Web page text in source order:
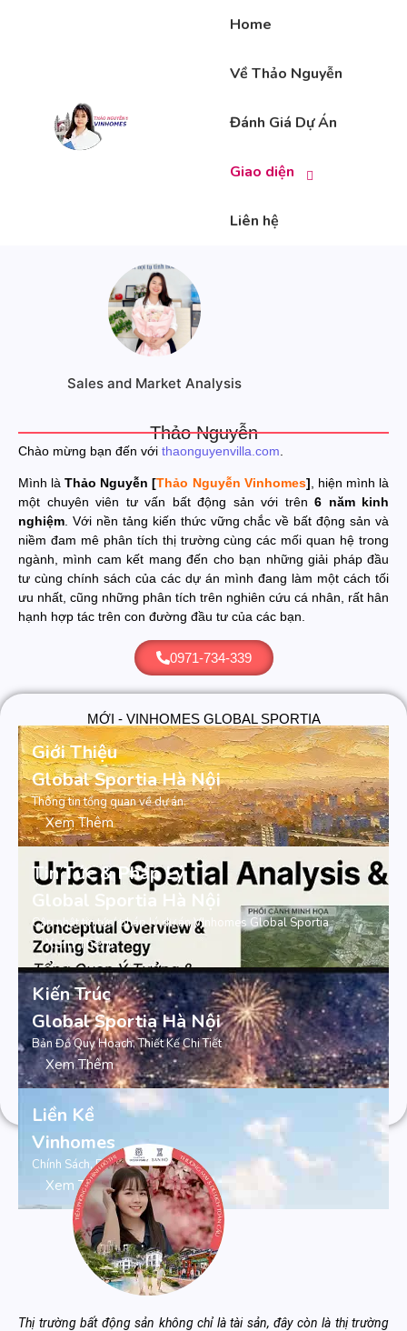
Home
Về Thảo Nguyễn
Đánh Giá Dự Án
Giao diện
Liên hệ
Sales and Market Analysis
Thảo Nguyễn
Chào mừng bạn đến với thaonguyenvilla.com
Mình làThảo Nguyễn [Thảo Nguyễn Vinhomes], hiện mình là
một chuyên viên tư vấn bất động sản với trên 6 năm kinh
nghiệm. Với nền tảng kiến thức vững chắc về bất động sản và
niềm đam mê phân tích thị trường cùng các mối quan hệ trong
ngành, mình cam kết mang đến cho bạn những giải pháp đầu
tư cùng chính sách của các dự án mình đang làm một cách tối
ưu nhất, cũng những phân tích trên nghiên cứu cá nhân, rất hân
hạnh hợp tác trên con đường đầu tư của các bạn.
0971-734-339
MỚI - VINHOMES GLOBAL SPORTIA
Giới Thiệu
Global Sportia Hà Nội
Thông tin tổng quan về dự án.
Xem Thêm
Tin Tức & Pháp Lý
Global Sportia Hà Nội
Cập nhật tin tức/ pháp lý dự án VInhomes Global Sportia
Xem Thêm
Kiến Trúc
Global Sportia Hà Nội
Bản Đồ Quy Hoạch, Thiết Kế Chi Tiết
Xem Thêm
Liền Kề
Vinhomes
Chính Sách, Bảng Giá Bán
Xem Thêm
Thị trường bất động sản không chỉ là tài sản, đây còn là thị trường